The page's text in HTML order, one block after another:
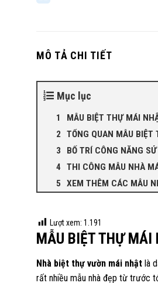
MÔ TẢ CHI TIẾT
Mục lục
MẪU BIỆT THỰ MÁI
TỔNG QUAN MẪU
BỐ TRÍ CÔNG NĂNG
THI CÔNG MẪU NHÀ
XEM THÊM CÁC MẪU
Lượt xem: 1.191
MẪU BIỆT THỰ MÁI
Nhà biệt thự vườn mái nhật là
rất nhiều mẫu nhà đẹp từ trước